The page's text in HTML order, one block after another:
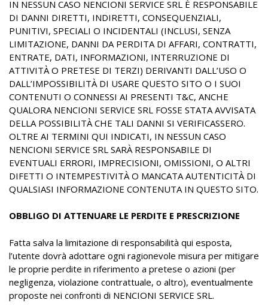
IN NESSUN CASO NENCIONI SERVICE SRL È RESPONSABILE
DI DANNI DIRETTI, INDIRETTI, CONSEQUENZIALI,
PUNITIVI, SPECIALI O INCIDENTALI (INCLUSI, SENZA
LIMITAZIONE, DANNI DA PERDITA DI AFFARI, CONTRATTI,
ENTRATE, DATI, INFORMAZIONI, INTERRUZIONE DI
ATTIVITÀ O PRETESE DI TERZI) DERIVANTI DALL’USO O
DALL’IMPOSSIBILITÀ DI USARE QUESTO SITO O I SUOI
CONTENUTI O CONNESSI AI PRESENTI T&C, ANCHE
QUALORA NENCIONI SERVICE SRL FOSSE STATA AVVISATA
DELLA POSSIBILITÀ CHE TALI DANNI SI VERIFICASSERO.
OLTRE AI TERMINI QUI INDICATI, IN NESSUN CASO
NENCIONI SERVICE SRL SARÀ RESPONSABILE DI
EVENTUALI ERRORI, IMPRECISIONI, OMISSIONI, O ALTRI
DIFETTI O INTEMPESTIVITÀ O MANCATA AUTENTICITÀ DI
QUALSIASI INFORMAZIONE CONTENUTA IN QUESTO SITO.
OBBLIGO DI ATTENUARE LE PERDITE E PRESCRIZIONE
Fatta salva la limitazione di responsabilità qui esposta,
l’utente dovrà adottare ogni ragionevole misura per mitigare
le proprie perdite in riferimento a pretese o azioni (per
negligenza, violazione contrattuale, o altro), eventualmente
proposte nei confronti di NENCIONI SERVICE SRL.